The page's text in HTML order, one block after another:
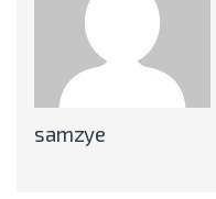
samzye